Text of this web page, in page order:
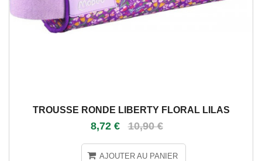
TROUSSE RONDE LIBERTY FLORAL LILAS
8,72 € 10,90 €
AJOUTER AU PANIER